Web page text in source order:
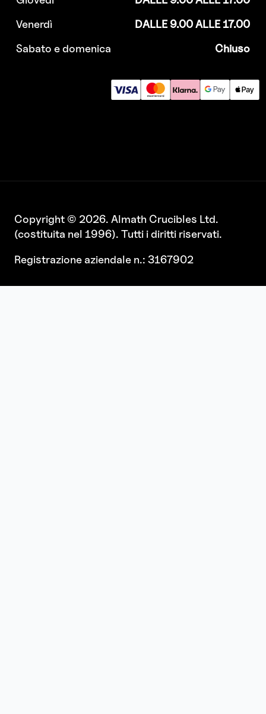
Venerdì
DALLE 9.00 ALLE 17.00
Sabato e domenica
Chiuso
Copyright © 2026. Almath Crucibles Ltd.
(costituita nel 1996). Tutti i diritti riservati.
Registrazione aziendale n.: 3167902